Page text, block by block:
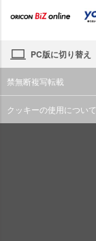
PC版に切り替え
禁無断複写転載
クッキーの使用について